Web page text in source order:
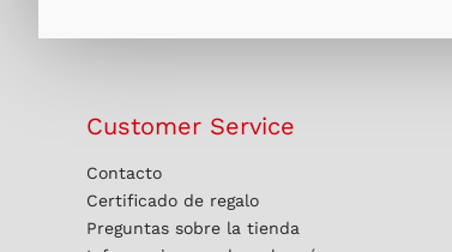
Customer Service
Contacto
Certificado de regalo
Preguntas sobre la tienda